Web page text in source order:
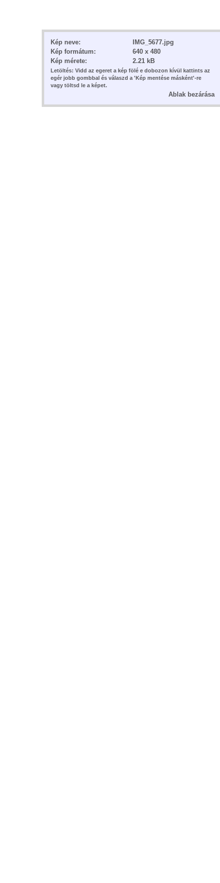
Kép neve:
IMG_5677.jpg
Kép formátum:
640 x 480
Kép mérete:
2.21 kB
Letöltés: Vidd az egeret a kép fölé e dobozon kívül kattints az
egér jobb gombbal és válaszd a 'Kép mentése másként'-re
vagy töltsd le a képet.
Ablak bezárása